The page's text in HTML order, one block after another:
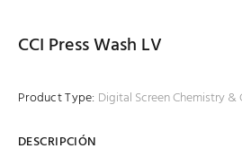
CCI Press Wash LV
Product Type: Digital Screen Chemistry &
DESCRIPCIÓN